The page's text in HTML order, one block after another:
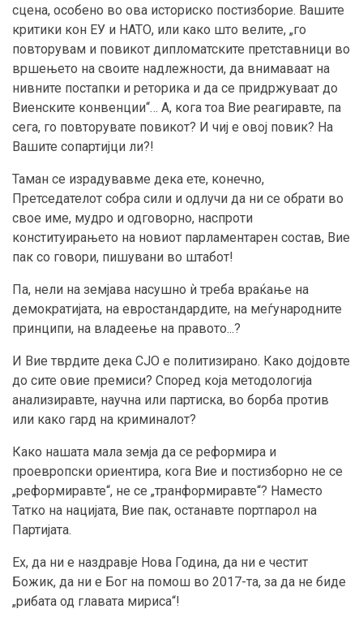
сцена, особено во ова историско постизборие. Вашите
критики кон ЕУ и НАТО, или како што велите, „го
повторувам и повикот дипломатските претставници во
вршењето на своите надлежности, да внимаваат на
нивните постапки и реторика и да се придржуваат до
Виенските конвенции“… А, кога тоа Вие реагиравте, па
сега, го повторувате повикот? И чиј е овој повик? На
Вашите сопартијци ли?!
Таман се израдувавме дека ете, конечно,
Претседателот собра сили и одлучи да ни се обрати во
свое име, мудро и одговорно, наспроти
конституирањето на новиот парламентарен состав, Вие
пак со говори, пишувани во штабот!
Па, нели на земјава насушно ѝ треба враќање на
демократијата, на евростандардите, на меѓународните
принципи, на владеење на правото...?
И Вие тврдите дека СЈО е политизирано. Како дојдовте
до сите овие премиси? Според која методологија
анализиравте, научна или партиска, во борба против
или како гард на криминалот?
Како нашата мала земја да се реформира и
проевропски ориентира, кога Вие и постизборно не се
„реформиравте“, не се „транформиравте“? Наместо
Татко на нацијата, Вие пак, останавте портпарол на
Партијата.
Ех, да ни е наздравје Нова Година, да ни е честит
Божик, да ни е Бог на помош во 2017-та, за да не биде
„рибата од главата мириса“!